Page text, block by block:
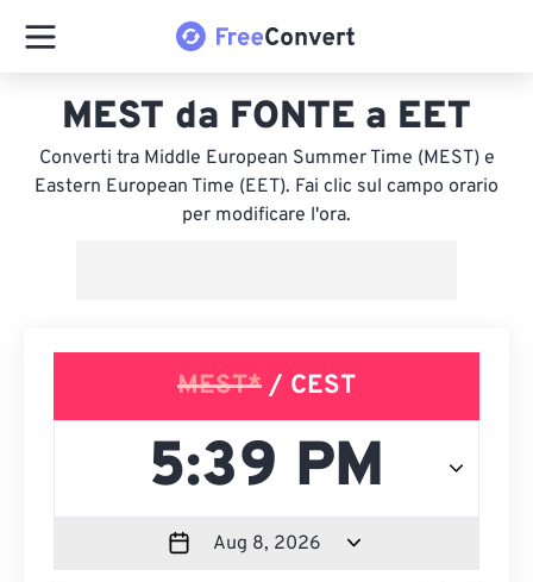
MEST da FONTE a EET
Converti tra Middle European Summer Time (MEST) e
Eastern European Time (EET). Fai clic sul campo orario
per modificare l'ora.
MEST* / CEST